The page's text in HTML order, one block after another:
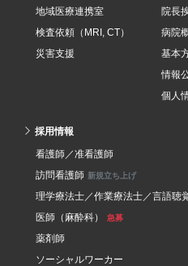
地域医療連携室
検査依頼（MRI, CT）
災害支援
院長
病院
基本
情報
個人
採用情報
看護師／准看護師
訪問看護師 新規立ち上げ
理学療法士／作業療法士／言語聴
医師（麻酔科）
急募
薬剤師
ソーシャルワーカー